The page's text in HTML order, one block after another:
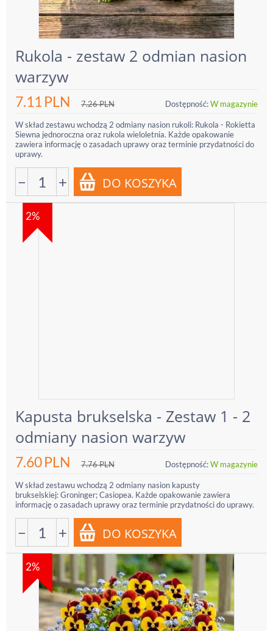
Rukola - zestaw 2 odmian nasion
warzyw
7.11 PLN 7.26PLN Dostępność:W magazynie
W skład zestawu wchodzą 2 odmiany nasion rukoli: Rukola - Rokietta
Siewna jednoroczna oraz rukola wieloletnia. Każde opakowanie
zawiera informację o zasadach uprawy oraz terminie przydatności do
uprawy.
− +
2%
Kapusta brukselska - Zestaw 1 - 2
odmiany nasion warzyw
7.60PLN 7.76PLN Dostępność:W magazynie
W skład zestawu wchodzą 2 odmiany nasion kapusty
brukselskiej: Groninger; Casiopea. Każde opakowanie zawiera
informację o zasadach uprawy oraz terminie przydatności do uprawy.
− +
2%